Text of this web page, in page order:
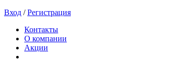
Вход /Регистрация
Контакты
О компании
Акции